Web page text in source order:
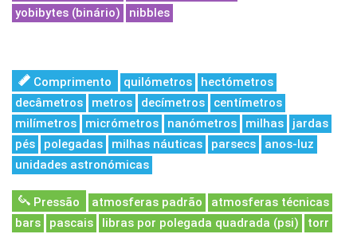
yobibytes (binário)
nibbles
Comprimento quilómetros
hectómetros
decâmetros
metros decímetros
centímetros
milímetros
micrómetros nanómetros milhas
jardas
pés
polegadas milhas náuticas parsecs
anos-luz
unidades astronómicas
Pressão atmosferas padrão
atmosferas técnicas
bars
pascais libras por polegada quadrada (psi)
torr